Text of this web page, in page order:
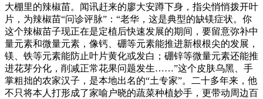
大棚里的辣椒苗。闻讯赶来的廖大安蹲下身，指尖悄悄拨开叶
片，为辣椒苗“问诊评脉”：“老华，这是典型的缺镁症状。你
这个辣椒苗子现正在是定植后快速发展的期间，要留意弥补中
量元素和微量元素，像钙、硼等元素能推进新根根尖的发展，
镁、铁等元素能防止叶片黄化或发白；硼锌等微量元素还能推
进花芽分化，削减正常花果问题发生……”这个皮肤乌黑、手
掌粗拙的农家汉子，是本地出名的“土专家”。二十多年来，他
不只将本人打形成了家喻户晓的蔬菜种植妙手，更带动周边百